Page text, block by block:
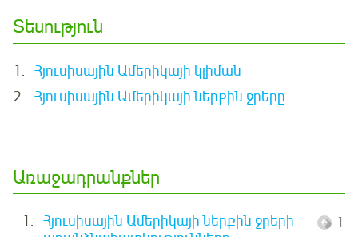
Տեսություն
1. Հյուսիսային Ամերիկայի կլիման
2. Հյուսիսային Ամերիկայի ներքին ջրերը
Առաջադրանքներ
1. Հյուսիսային Ամերիկայի ներքին ջրերի
1